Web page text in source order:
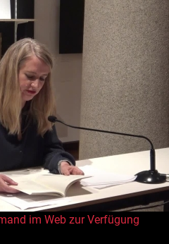
im Web zur Verfügung